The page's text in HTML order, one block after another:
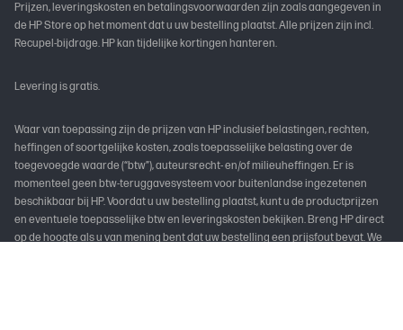
Prijzen, leveringskosten en betalingsvoorwaarden zijn zoals aangegeven in
de HP Store op het moment dat u uw bestelling plaatst. Alle prijzen zijn incl.
Recupel-bijdrage. HP kan tijdelijke kortingen hanteren.
Levering is gratis.
Waar van toepassing zijn de prijzen van HP inclusief belastingen, rechten,
heffingen of soortgelijke kosten, zoals toepasselijke belasting over de
toegevoegde waarde (“btw”), auteursrecht- en/of milieuheffingen. Er is
momenteel geen btw-teruggavesysteem voor buitenlandse ingezetenen
beschikbaar bij HP. Voordat u uw bestelling plaatst, kunt u de productprijzen
en eventuele toepasselijke btw en leveringskosten bekijken. Breng HP direct
op de hoogte als u van mening bent dat uw bestelling een prijsfout bevat. We